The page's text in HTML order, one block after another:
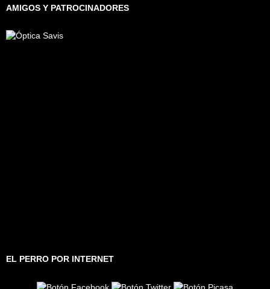
AMIGOS Y PATROCINADORES
EL PERRO POR INTERNET